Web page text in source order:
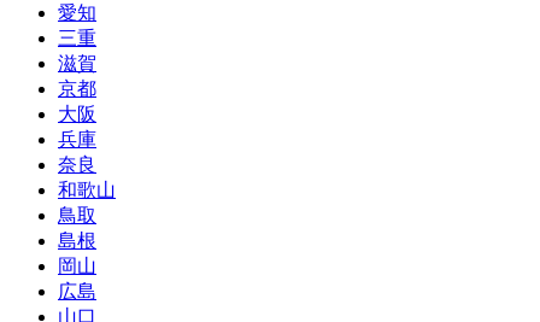
愛知
三重
滋賀
京都
大阪
兵庫
奈良
和歌山
鳥取
島根
岡山
広島
山口